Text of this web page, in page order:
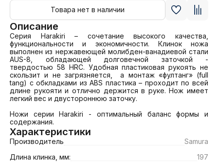
Товара нет в наличии
Описание
Серия Harakiri – сочетание высокого качества,
функциональности и экономичности. Клинок ножа
выполнен из нержавеющей молибден-ванадиевой стали
AUS-8, обладающей долговечной заточкой -
твердостью 58 HRC. Удобная пластиковая рукоять не
скользит и не загрязняется,  а монтаж «фултанг» (full
tang) с обкладками из ABS пластика – проходит по всей
длине рукояти и отлично держится в руке. Нож имеет
легкий вес и двустороннюю заточку.
Ножи серии Harakiri - оптимальный баланс формы и
содержания.
Характеристики
Производитель
Samura
Длина клинка, мм:
197